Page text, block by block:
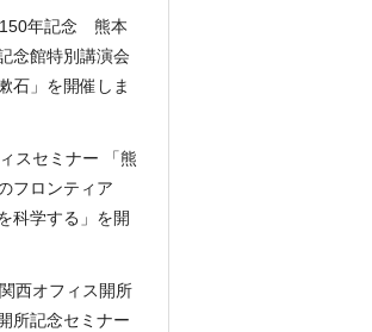
年記念 熊本
念館特別講演会
石」を開催しま
スセミナー 「熊
フロンティア
科学する」を開
西オフィス開所
所記念セミナー